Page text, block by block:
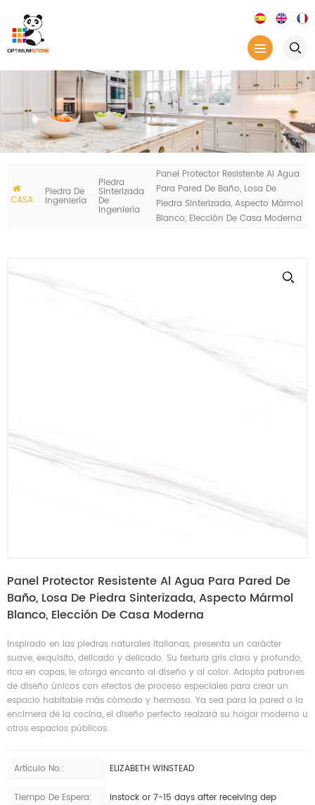
CASA
Piedra De
Ingeniería
Piedra
Sinterizada
De
Ingeniería
Panel Protector Resistente Al Agua
Para Pared De Baño, Losa De
Piedra Sinterizada, Aspecto Mármol
Blanco, Elección De Casa Moderna
Panel Protector Resistente Al Agua Para Pared De
Baño, Losa De Piedra Sinterizada, Aspecto Mármol
Blanco, Elección De Casa Moderna
Inspirado en las piedras naturales italianas, presenta un carácter
suave, exquisito, delicado y delicado. Su textura gris claro y profundo,
rica en capas, le otorga encanto al diseño y al color. Adopta patrones
de diseño únicos con efectos de proceso especiales para crear un
espacio habitable más cómodo y hermoso. Ya sea para la pared o la
encimera de la cocina, el diseño perfecto realzará su hogar moderno u
otros espacios públicos.
Artículo No.: ELIZABETH WINSTEAD
Tiempo De Espera: Instock or 7-15 days after receiving dep